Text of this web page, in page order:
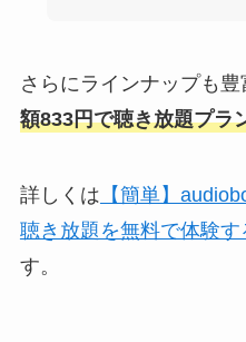
さらにラインナップも豊
額833円で聴き放題プラ
詳しくは 【簡単】
聴き放題を無料で体験す
す。